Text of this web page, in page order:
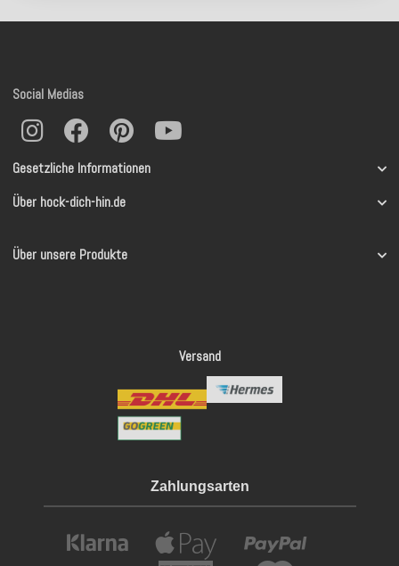
Gesetzliche Informationen
Über hock-dich-hin.de
Über unsere Produkte
Social Medias
Versand
Zahlungsarten